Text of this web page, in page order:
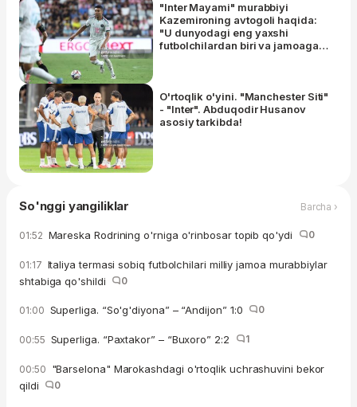
"Inter Mayami" murabbiyi
Kazemironing avtogoli haqida:
"U dunyodagi eng yaxshi
futbolchilardan biri va jamoaga
O'rtoqlik o'yini. "Manchester Siti"
- "Inter". Abduqodir Husanov
asosiy tarkibda!
So'nggi yangiliklar Barcha ›
01:52 Mareska Rodrining o'rniga o'rinbosar topib qo'ydi 0
01:17 Italiya termasi sobiq futbolchilari milliy jamoa murabbiylar
shtabiga qo'shildi
0
01:00 Superliga. “So'g'diyona” – “Andijon” 1:0 0
00:55 Superliga. “Paxtakor” – “Buxoro” 2:2 1
00:50 "Barselona" Marokashdagi o'rtoqlik uchrashuvini bekor
qildi
0